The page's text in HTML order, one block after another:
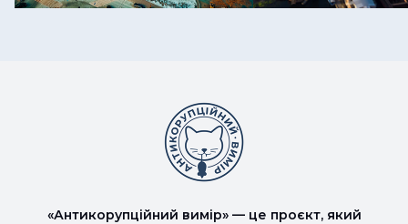
«Антикорупційний вимір» — це проєкт, який